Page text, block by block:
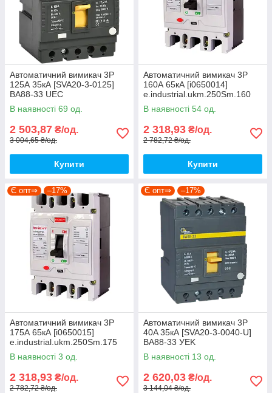
Автоматичний вимикач 3Р
125А 35кА [SVA20-3-0125]
ВА88-33 UEC
В наявності 69 од.
2 503,87 ₴/од.
3 004,65 ₴/од.
Купити
Автоматичний вимикач 3Р
160А 65кА [i0650014]
e.industrial.ukm.250Sm.160
E.NEXT
В наявності 54 од.
2 318,93 ₴/од.
2 782,72 ₴/од.
Купити
Є опт⇒ –17%
Автоматичний вимикач 3Р
175А 65кА [i0650015]
e.industrial.ukm.250Sm.175
E.NEXT
В наявності 3 од.
2 318,93 ₴/од.
2 782,72 ₴/од.
Є опт⇒ –17%
Автоматичний вимикач 3P
40A 35кА [SVA20-3-0040-U]
ВА88-33 УEK
В наявності 13 од.
2 620,03 ₴/од.
3 144,04 ₴/од.